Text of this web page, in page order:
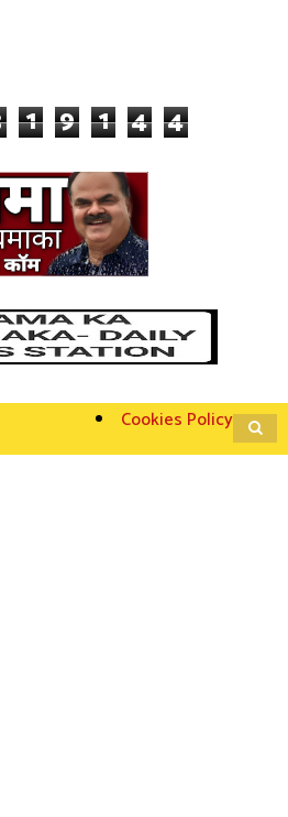
1 9 1 4 4
Cookies Policy